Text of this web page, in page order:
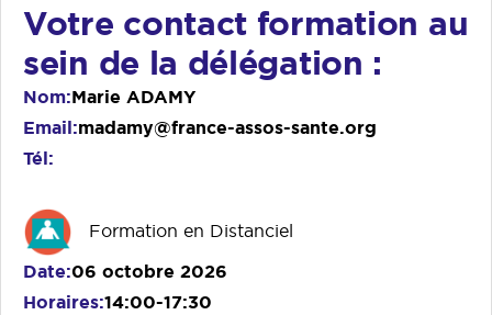
Votre contact formation au
sein de la délégation :
Nom Marie ADAMY
Email madamy@france-assos-sante.org
Tél
Formation en Distanciel
Date 06 octobre 2026
Horaires 14:00-17:30